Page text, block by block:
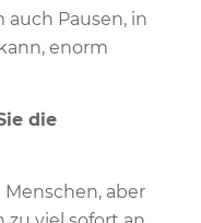
auch Pausen, in
enorm
die
Menschen, aber